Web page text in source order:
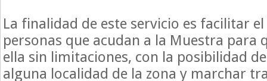
La finalidad de este servicio es facilitar
personas que acudan a la Muestra para
ella sin limitaciones, con la posibilidad
alguna localidad de la zona y marchar